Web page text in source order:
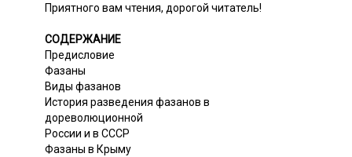
Приятного вам чтения, дорогой читатель!
СОДЕРЖАНИЕ
Предисловие
Фазаны
Виды фазанов
История разведения фазанов в
дореволюционной
России и в СССР
Фазаны в Крыму